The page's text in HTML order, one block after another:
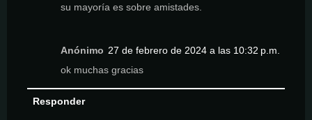
su mayoría es sobre amistades.
Anónimo 27 de febrero de 2024 a las 10:32 p.m.
ok muchas gracias
Responder